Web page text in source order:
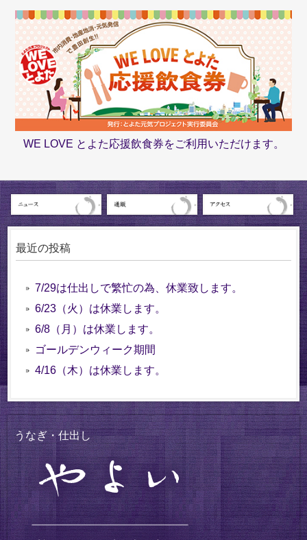
WE LOVE とよた応援飲食券をご利用いただけます。
最近の投稿
7/29は仕出しで繁忙の為、休業致します。
6/23（火）は休業します。
6/8（月）は休業します。
ゴールデンウィーク期間
4/16（木）は休業します。
うなぎ・仕出し